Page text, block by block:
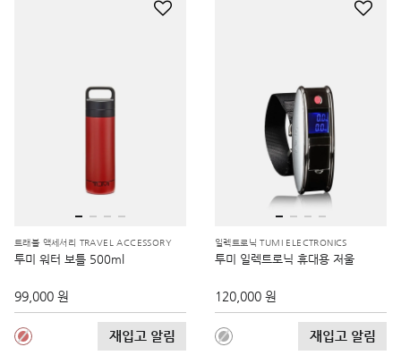
트래블 액세서리 TRAVEL ACCESSORY
투미 워터 보틀 500ml
99,000 원
재입고 알림
일렉트로닉 TUMI ELECTRONICS
투미 일렉트로닉 휴대용 저울
120,000 원
재입고 알림